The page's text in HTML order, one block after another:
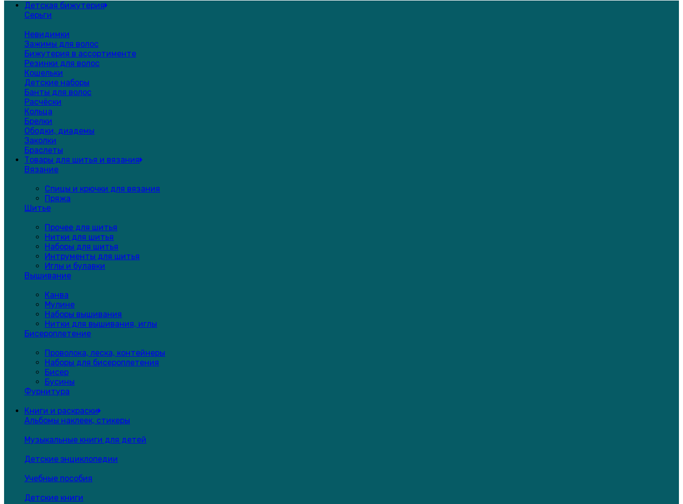
Детская бижутерия
Серьги
Невидимки
Зажимы для волос
Бижутерия в ассортименте
Резинки для волос
Кошельки
Детские наборы
Банты для волос
Расчёски
Кольца
Брелки
Ободки, диадемы
Заколки
Браслеты
Товары для шитья и вязания
Вязание
Спицы и крючки для вязания
Пряжа
Шитье
Прочее для шитья
Нитки для шитья
Наборы для шитья
Интрументы для шитья
Иглы и булавки
Вышивание
Канва
Мулине
Наборы вышивания
Нитки для вышивания, иглы
Бисероплетение
Проволока, леска, контейнеры
Наборы для бисероплетения
Бисер
Бусины
Фурнитура
Книги и раскраски
Альбомы наклеек, стикеры
Музыкальные книги для детей
Детские энциклопедии
Учебные пособия
Детские книги